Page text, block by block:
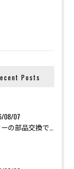
Posts
08/07